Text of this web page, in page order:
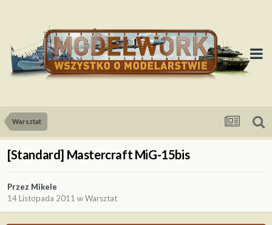
Warsztat
[Standard] Mastercraft MiG-15bis
Przez Mikele
14 Listopada 2011 wWarsztat